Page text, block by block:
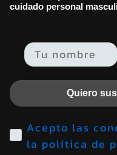
cuidado personal
Email
Quiero
Acepto las
la política de